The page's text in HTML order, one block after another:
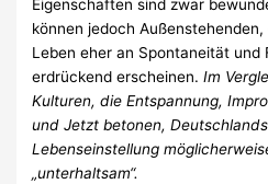
Eigenschaften sind zwar
können jedoch
Leben eher an Spontaneität und
erdrückend erscheinen.Im
Kulturen, die Entspannung,
und Jetzt betonen,
Lebenseinstellung
„unterhaltsam“.